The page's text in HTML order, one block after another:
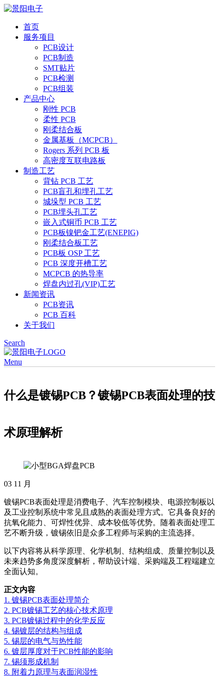
首页
服务项目
PCB设计
PCB制造
SMT贴片
PCB检测
PCB组装
产品中心
刚性 PCB
柔性 PCB
刚柔结合板
金属基板（MCPCB）
Rogers 系列 PCB 板
高密度互联电路板
制造工艺
背钻 PCB 工艺
PCB盲孔和埋孔工艺
城垛型 PCB 工艺
PCB埋头孔工艺
嵌入式铜币 PCB 工艺
PCB板镍钯金工艺(ENEPIG)
刚柔结合板工艺
PCB板 OSP 工艺
PCB 深度开槽工艺
MCPCB 的热导率
焊盘内过孔(VIP)工艺
新闻资讯
PCB资讯
PCB 百科
关于我们
Search
Menu
什么是镀锡PCB？镀锡PCB表面处理的技
术原理解析
03 11 月
镀锡PCB表面处理是消费电子、汽车控制模块、电源控制板以
及工业控制系统中常见且成熟的表面处理方式。它具备良好的
抗氧化能力、可焊性优异、成本较低等优势。随着表面处理工
艺不断升级，镀锡依旧是众多工程师与采购的主流选择。
以下内容将从科学原理、化学机制、结构组成、质量控制以及
未来趋势多角度深度解析，帮助设计端、采购端及工程端建立
全面认知。
正文内容
1. 镀锡PCB表面处理简介
2. PCB镀锡工艺的核心技术原理
3. PCB镀锡过程中的化学反应
4. 锡镀层的结构与组成
5. 锡层的电气与热性能
6. 镀层厚度对于PCB性能的影响
7. 锡须形成机制
8. 附着力原理与表面润湿性